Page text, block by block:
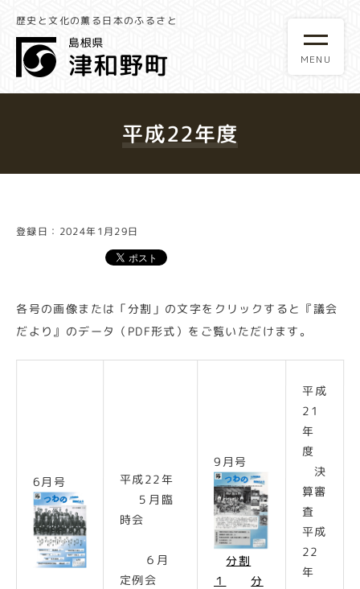
歴史と文化の薫る日本のふるさと
平成22年度
登録日：2024年1月29日
各号の画像または「分割」の文字をクリックすると『議会
だより』のデータ（PDF形式）をご覧いただけます。
6月号
平成22年
５月臨
時会
６月
定例会
9月号
分割
１ 分
平成
21
年
度
決
算審
査
平成
22
年